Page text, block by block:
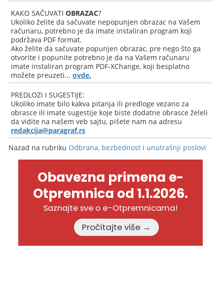
KAKO SAČUVATIOBRAZAC?
Ukoliko želite da sačuvate nepopunjen obrazac na Vašem
računaru, potrebno je da imate instaliran program koji
podržava PDF format.
Ako želite da sačuvate popunjen obrazac, pre nego što ga
otvorite i popunite potrebno je da na Vašem računaru
imate instaliran program PDF-XChange, koji besplatno
možete preuzeti...ovde.
PREDLOZI I SUGESTIJE:
Ukoliko imate bilo kakva pitanja ili predloge vezano za
obrasce ili imate sugestije koje biste dodatne obrasce želeli
da vidite na našem veb sajtu, pišete nam na adresu
redakcija@paragraf.rs
Nazad na rubriku Odbrana, bezbednost i unutrašnji poslovi
Obavezna primena e-
Otpremnica od 1.1.2026.
Saznajte sve o e-Otpremnicama!
Pročitajte više →